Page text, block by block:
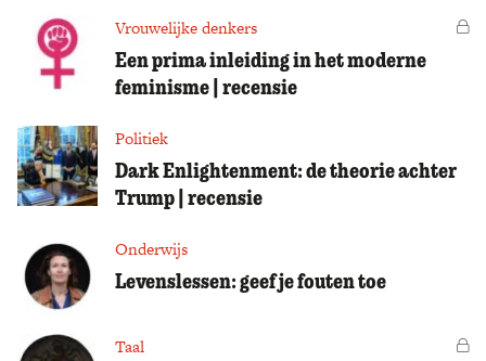
Vrouwelijke denkers
Een prima inleiding in het moderne
feminisme | recensie
Politiek
Dark Enlightenment: de theorie achter
Trump | recensie
Onderwijs
Levenslessen: geef je fouten toe
Taal